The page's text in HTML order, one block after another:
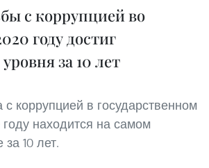
с коррупцией во
году достиг
за 10 лет
коррупцией в государственном
году находится на самом
10 лет.